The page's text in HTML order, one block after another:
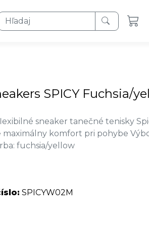
SPICY Fuchsia/
sneaker tanečné tenisky
komfort pri pohybe
fuchsia/yellow
SPICYW02M